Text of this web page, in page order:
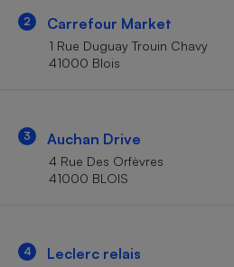
2 Carrefour Market
1 Rue Duguay Trouin Chavy
41000 Blois
3 Auchan Drive
4 Rue Des Orfèvres
41000 BLOIS
4 Leclerc relais